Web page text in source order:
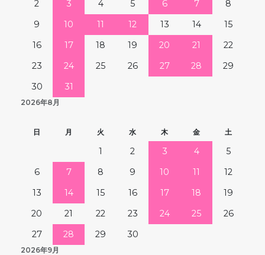
2026年8月
2
3 4 5 6 7
8
9
10 11 12 13 14
15
16
17 18 19 20 21
22
23
24 25 26 27 28
29
30
31
2026年9月
日 月 火 水 木 金 土
1 2 3 4
5
6
7 8 9 10 11
12
13
14 15 16 17 18
19
20
21 22 23 24 25
26
27
28 29 30